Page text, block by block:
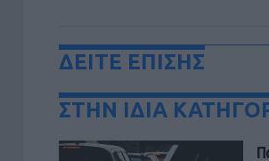
ΔΕΙΤΕ ΕΠΙΣΗΣ
ΣΤΗΝ ΙΔΙΑ